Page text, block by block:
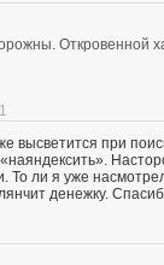
Откровенной
высветится при
То ли я уже
денежку.